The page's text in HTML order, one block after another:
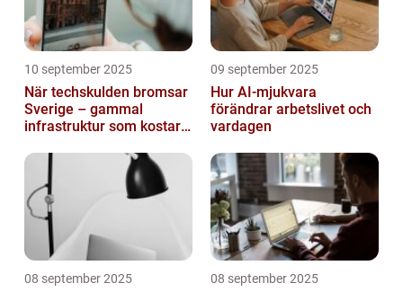
10 september 2025
När techskulden bromsar
Sverige – gammal
infrastruktur som kostar
09 september 2025
Hur AI-mjukvara
förändrar arbetslivet och
vardagen
08 september 2025 08 september 2025